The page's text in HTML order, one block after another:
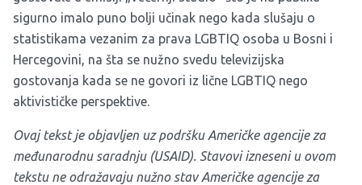
sigurno imalo puno bolji učinak nego kada slušaju o
statistikama vezanim za prava LGBTIQ osoba u Bosni i
Hercegovini, na šta se nužno svedu televizijska
gostovanja kada se ne govori iz lične LGBTIQ nego
aktivističke perspektive.
Ovaj tekst je objavljen uz podršku Američke agencije za
međunarodnu saradnju (USAID). Stavovi izneseni u ovom
tekstu ne odražavaju nužno stav Američke agencije za